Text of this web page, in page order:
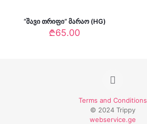
“შავი თრიფი” მარაო (HG)
₾65.00
Terms and Conditions
© 2024 Trippy
webservice.ge